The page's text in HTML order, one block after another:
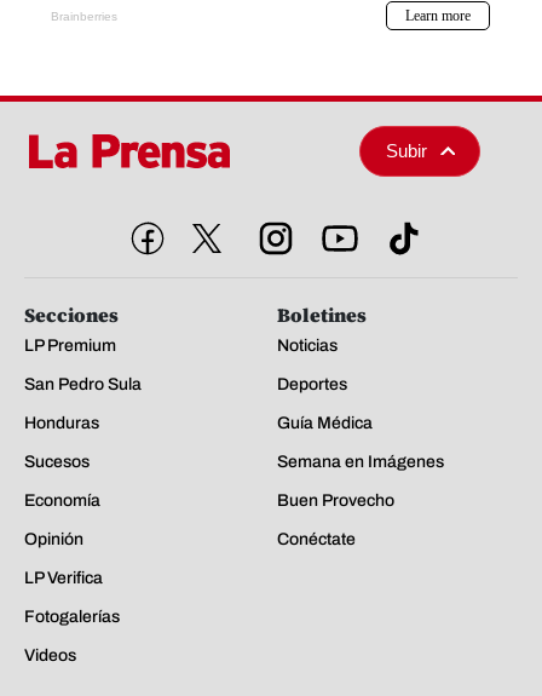
Subir
Secciones
LP Premium
San Pedro Sula
Honduras
Sucesos
Economía
Opinión
LP Verifica
Fotogalerías
Videos
Boletines
Noticias
Deportes
Guía Médica
Semana en Imágenes
Buen Provecho
Conéctate